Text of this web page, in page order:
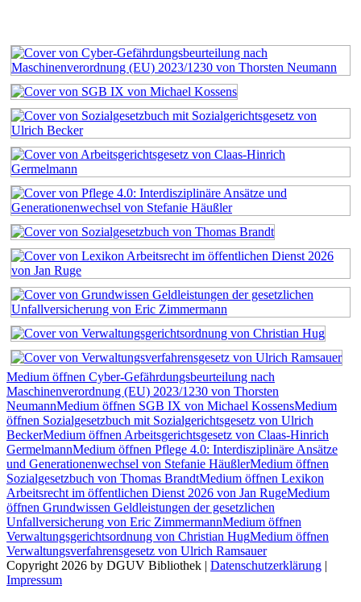
Medium öffnen Cyber-Gefährdungsbeurteilung nach
Maschinenverordnung (EU) 2023/1230 von Thorsten
NeumannMedium öffnen SGB IX von Michael KossensMedium
öffnen Sozialgesetzbuch mit Sozialgerichtsgesetz von Ulrich
BeckerMedium öffnen Arbeitsgerichtsgesetz von Claas-Hinrich
GermelmannMedium öffnen Pflege 4.0: Interdisziplinäre Ansätze
und Generationenwechsel von Stefanie HäußlerMedium öffnen
Sozialgesetzbuch von Thomas BrandtMedium öffnen Lexikon
Arbeitsrecht im öffentlichen Dienst 2026 von Jan RugeMedium
öffnen Grundwissen Geldleistungen der gesetzlichen
Unfallversicherung von Eric ZimmermannMedium öffnen
Verwaltungsgerichtsordnung von Christian HugMedium öffnen
Verwaltungsverfahrensgesetz von Ulrich Ramsauer
Copyright 2026 by DGUV Bibliothek | Datenschutzerklärung |
Impressum